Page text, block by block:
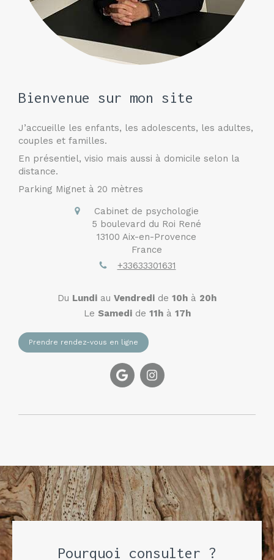
Bienvenue sur mon site
J’accueille les enfants, les adolescents, les adultes,
couples et familles.
En présentiel, visio mais aussi à domicile selon la
distance.
Parking Mignet à 20 mètres
Cabinet de psychologie
5 boulevard du Roi René
13100 Aix-en-Provence
France
+33633301631
Du Lundi au Vendredi de 10h à 20h
Le Samedide 11hà 17h
Prendre rendez-vous en ligne
Pourquoi consulter ?